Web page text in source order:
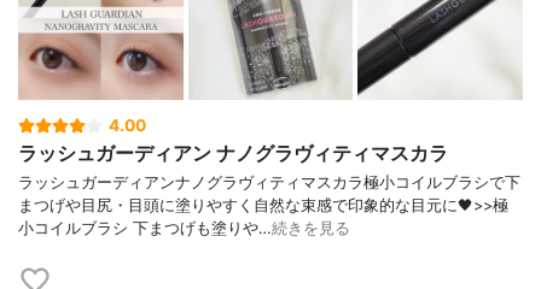
4.00
ラッシュガーディアン ナノグラヴィティマスカラ
ラッシュガーディアンナノグラヴィティマスカラ極小コイルブラシで下
まつげや目尻・目頭に塗りやすく自然な束感で印象的な目元に🖤>>極
小コイルブラシ 下まつげも塗りや…続きを見る